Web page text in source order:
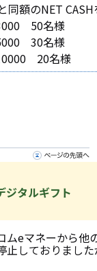
同額のNET
50名様
30名様
20名様
ジタルギフト
ムeマネーから他
止しておりまし